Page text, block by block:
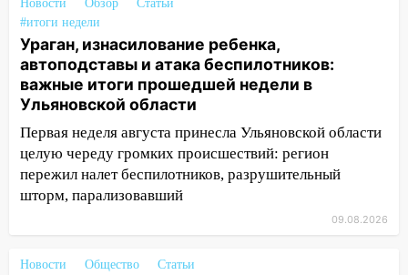
Волге перевернулась лодка
19:55
В Ульяновске упавшее дерево
заблокировало в машине двух женщин
17:15 В Ульяновской области
ремонтируют девять мостов: один уже
готов, ещё два — почти завершены
17:00 «Ульяновскалипсис»: последствия
урагана 8 августа
Новости Обзор
Статьи
#итоги недели
Ураган, изнасилование ребенка,
автоподставы и атака беспилотников:
важные итоги прошедшей недели в
Ульяновской области
Первая неделя августа принесла Ульяновской области
целую череду громких происшествий: регион
пережил налет беспилотников, разрушительный
шторм, парализовавший
09.08.2026
Новости Общество
Статьи